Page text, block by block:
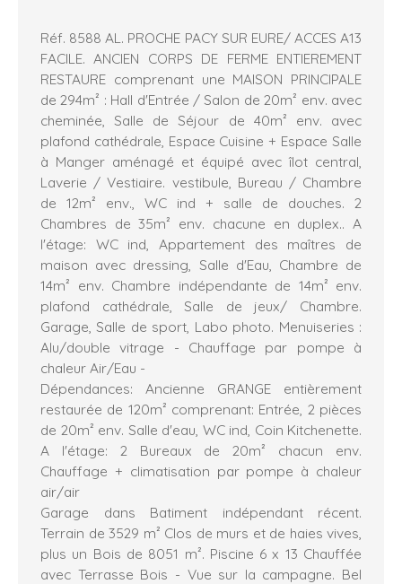
Réf. 8588 AL. PROCHE PACY SUR EURE/ ACCES A13
FACILE. ANCIEN CORPS DE FERME ENTIEREMENT
RESTAURE comprenant une MAISON PRINCIPALE
de 294m² : Hall d'Entrée / Salon de 20m² env. avec
cheminée, Salle de Séjour de 40m² env. avec
plafond cathédrale, Espace Cuisine + Espace Salle
à Manger aménagé et équipé avec îlot central,
Laverie / Vestiaire. vestibule, Bureau / Chambre
de 12m² env., WC ind + salle de douches. 2
Chambres de 35m² env. chacune en duplex.. A
l'étage: WC ind, Appartement des maîtres de
maison avec dressing, Salle d'Eau, Chambre de
14m² env. Chambre indépendante de 14m² env.
plafond cathédrale, Salle de jeux/ Chambre.
Garage, Salle de sport, Labo photo. Menuiseries :
Alu/double vitrage - Chauffage par pompe à
chaleur Air/Eau -
Dépendances: Ancienne GRANGE entièrement
restaurée de 120m² comprenant: Entrée, 2 pièces
de 20m² env. Salle d'eau, WC ind, Coin Kitchenette.
A l'étage: 2 Bureaux de 20m² chacun env.
Chauffage + climatisation par pompe à chaleur
air/air
Garage dans Batiment indépendant récent.
Terrain de 3529 m² Clos de murs et de haies vives,
plus un Bois de 8051 m². Piscine 6 x 13 Chauffée
avec Terrasse Bois - Vue sur la campagne. Bel